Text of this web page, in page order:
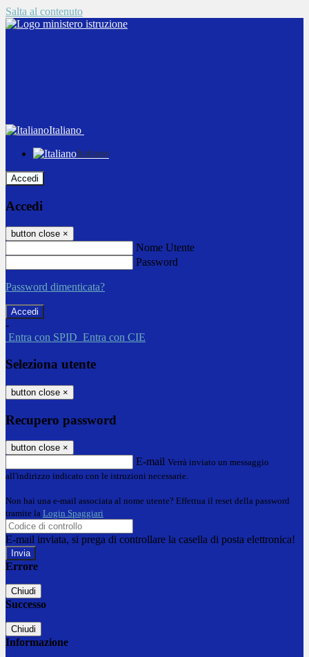
Salta al contenuto
Italiano
Italiano
Accedi
Accedi
button close ×
Nome Utente
Password
Password dimenticata?
-
Entra con SPID Entra con CIE
Seleziona utente
button close ×
Recupero password
button close ×
E-mail Verrà inviato un messaggio
all'indirizzo indicato con le istruzioni necessarie.
Non hai una e-mail associata al nome utente? Effettua il reset della password
tramite la Login Spaggiari
E-mail inviata, si prega di controllare la casella di posta elettronica!
Errore
Chiudi
Successo
Chiudi
Informazione